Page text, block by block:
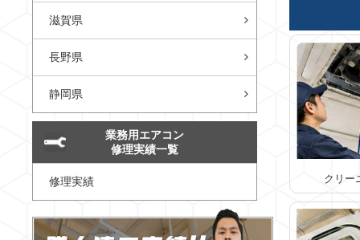
クリー
滋賀県
長野県
静岡県
業務用エアコン
修理実績一覧
修理実績